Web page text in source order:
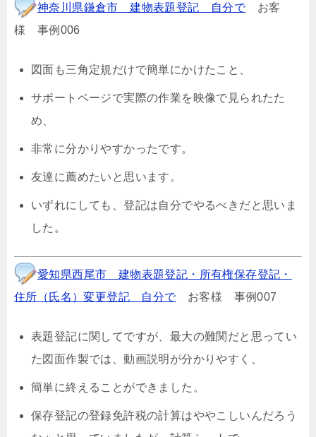
神奈川県鎌倉市 建物表題登記 自分でお客
様 事例006
図面も三角定規だけで簡単にかけたこと、
サポートページで実際の作業を映像で見られたた
め、
非常に分かりやすかったです。
友達に薦めたいと思います。
いずれにしても、登記は自分でやるべきだと思いま
した。
愛知県西尾市 建物表題登記・所有権保存登記・
住所（氏名）変更登記 自分でお客様 事例007
表題登記に関してですが、最大の難関だと思ってい
た図面作製では、動画説明が分かりやすく、
簡単に終えることができました。
保存登記の登録免許税の計算はややこしいんだろう